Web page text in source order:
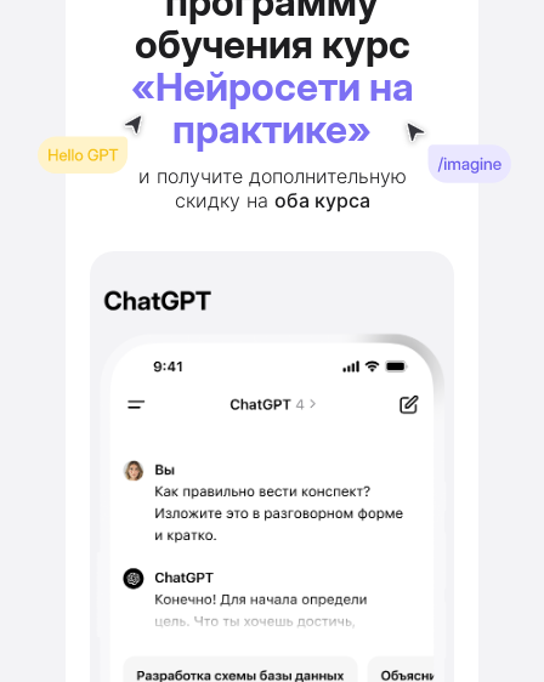
и получите дополнительную
скидку на оба курса
обучения курс
«Нейросети на
практике»